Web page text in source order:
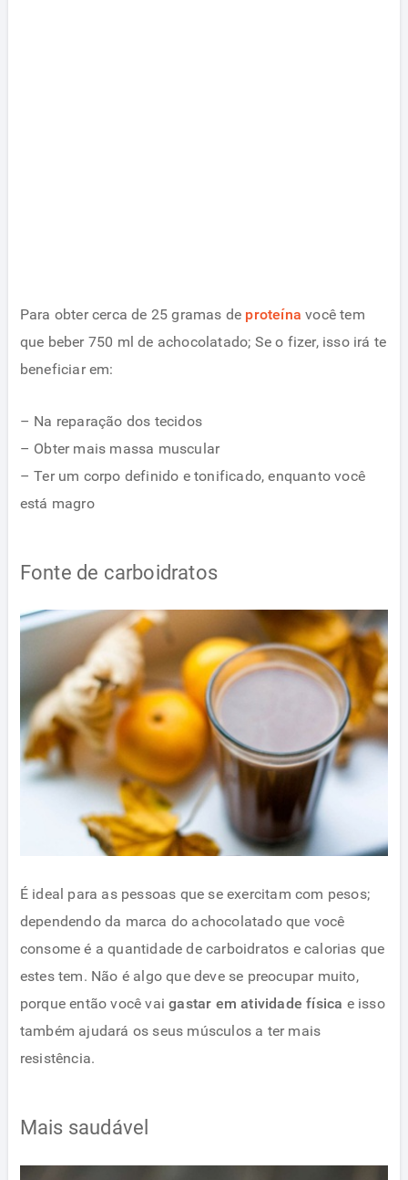
Para obter cerca de 25 gramas de proteína você tem
que beber 750 ml de achocolatado; Se o fizer, isso irá te
beneficiar em:
– Na reparação dos tecidos
– Obter mais massa muscular
– Ter um corpo definido e tonificado, enquanto você
está magro
Fonte de carboidratos
É ideal para as pessoas que se exercitam com pesos;
dependendo da marca do achocolatado que você
consome é a quantidade de carboidratos e calorias que
estes tem. Não é algo que deve se preocupar muito,
porque então você vaigastar em atividade física e isso
também ajudará os seus músculos a ter mais
resistência.
Mais saudável